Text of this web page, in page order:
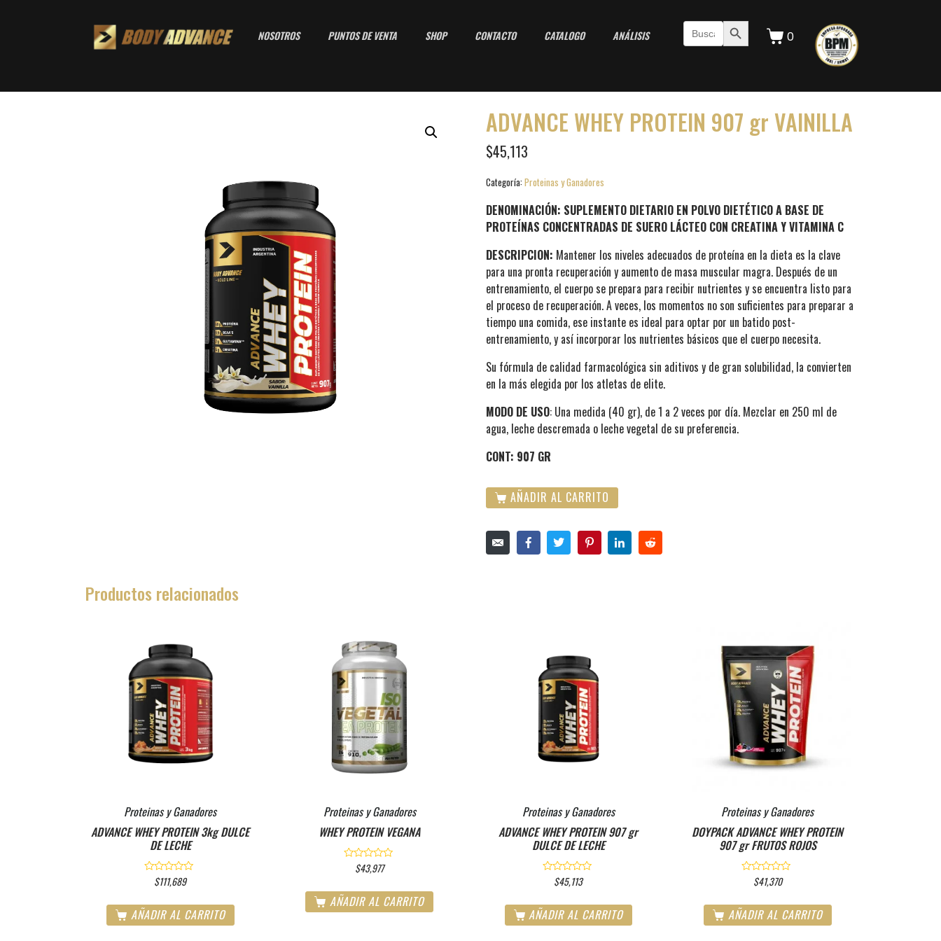
NOSOTROS PUNTOS DE VENTA SHOP CONTACTO CATALOGO ANÁLISIS
Buscar: Botón de búsqueda
0
ADVANCE WHEY PROTEIN 907 gr VAINILLA
$45,113
Categoría:Proteinas y Ganadores
DENOMINACIÓN: SUPLEMENTO DIETARIO EN POLVO DIETÉTICO A BASE DE
PROTEÍNAS CONCENTRADAS DE SUERO LÁCTEO CON CREATINA Y VITAMINA C
DESCRIPCION: Mantener los niveles adecuados de proteína en la dieta es la clave
para una pronta recuperación y aumento de masa muscular magra. Después de un
entrenamiento, el cuerpo se prepara para recibir nutrientes y se encuentra listo para
el proceso de recuperación. A veces, los momentos no son suficientes para preparar a
tiempo una comida, ese instante es ideal para optar por un batido post-
entrenamiento, y así incorporar los nutrientes básicos que el cuerpo necesita.
Su fórmula de calidad farmacológica sin aditivos y de gran solubilidad, la convierten
en la más elegida por los atletas de elite.
MODO DE USO: Una medida (40 gr), de 1 a 2 veces por día. Mezclar en 250 ml de
agua, leche descremada o leche vegetal de su preferencia.
CONT: 907 GR
AÑADIR AL CARRITO
Productos relacionados
Proteinas y Ganadores
ADVANCE WHEY PROTEIN 3kg DULCE
DE LECHE
o
r
a
$111,689
AÑADIR AL CARRITO
Proteinas y Ganadores
WHEY PROTEIN VEGANA
o
r
a
$43,977
AÑADIR AL CARRITO
Proteinas y Ganadores
ADVANCE WHEY PROTEIN 907 gr
DULCE DE LECHE
o
r
a
$45,113
AÑADIR AL CARRITO
Proteinas y Ganadores
DOYPACK ADVANCE WHEY PROTEIN
907 gr FRUTOS ROJOS
o
r
a
$41,370
AÑADIR AL CARRITO